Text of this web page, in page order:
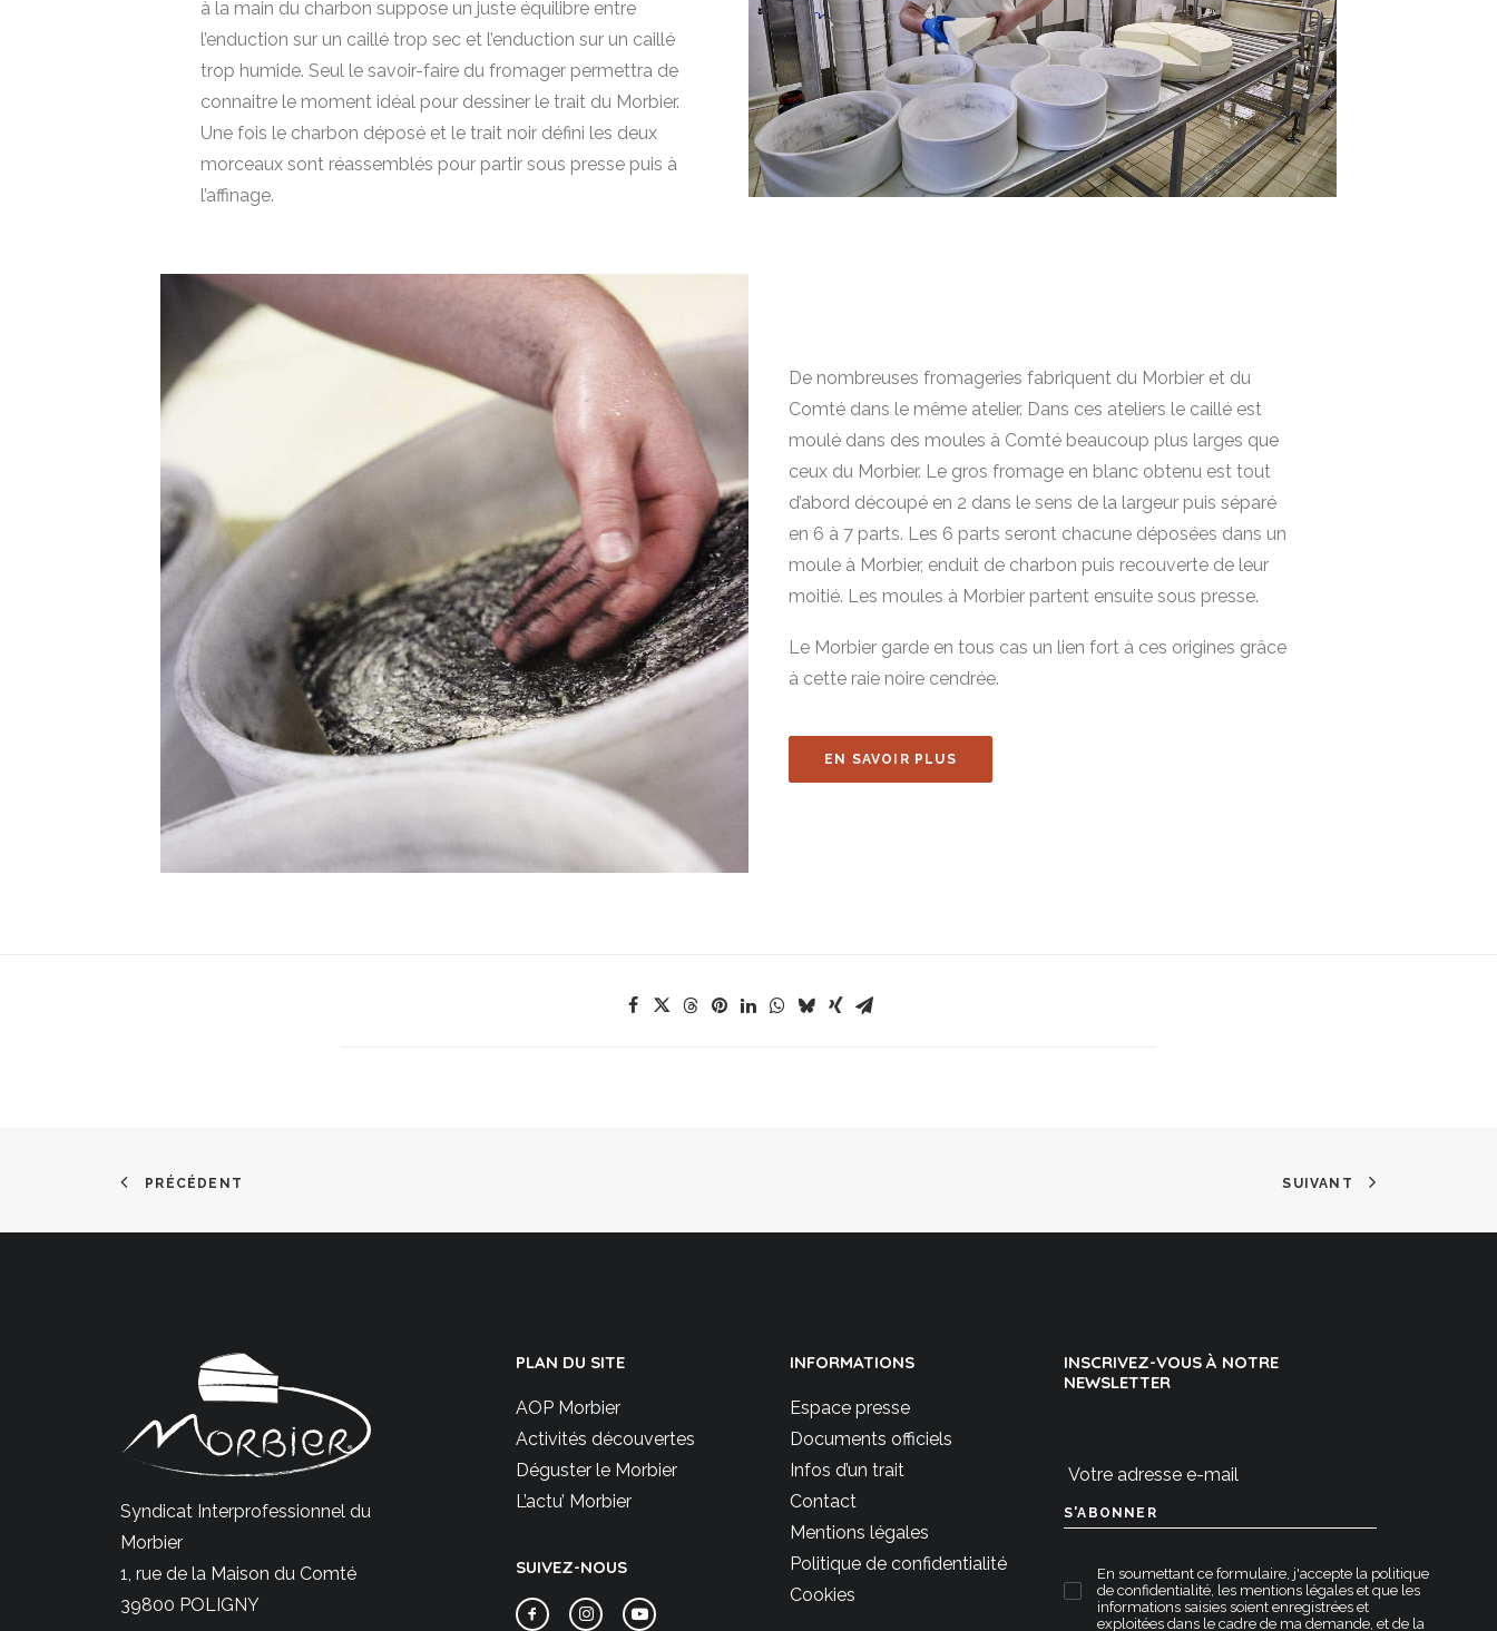
à la main du charbon suppose un juste équilibre entre
l’enduction sur un caillé trop sec et l’enduction sur un caillé
trop humide. Seul le savoir-faire du fromager permettra de
connaitre le moment idéal pour dessiner le trait du Morbier.
Une fois le charbon déposé et le trait noir défini les deux
morceaux sont réassemblés pour partir sous presse puis à
l’affinage.
De nombreuses fromageries fabriquent du Morbier et du
Comté dans le même atelier. Dans ces ateliers le caillé est
moulé dans des moules à Comté beaucoup plus larges que
ceux du Morbier. Le gros fromage en blanc obtenu est tout
d’abord découpé en 2 dans le sens de la largeur puis séparé
en 6 à 7 parts. Les 6 parts seront chacune déposées dans un
moule à Morbier, enduit de charbon puis recouverte de leur
moitié. Les moules à Morbier partent ensuite sous presse.
Le Morbier garde en tous cas un lien fort à ces origines grâce
à cette raie noire cendrée.
EN SAVOIR PLUS
PRÉCÉDENT SUIVANT
Syndicat Interprofessionnel du
Morbier
1, rue de la Maison du Comté
39800 POLIGNY
PLAN DU SITE
AOP Morbier
Activités découvertes
Déguster le Morbier
L’actu’ Morbier
SUIVEZ-NOUS
INFORMATIONS
Espace presse
Documents officiels
Infos d’un trait
Contact
Mentions légales
Politique de confidentialité
Cookies
INSCRIVEZ-VOUS À NOTRE
NEWSLETTER
En soumettant ce formulaire, j'accepte la politique
de confidentialité, les mentions légales et que les
informations saisies soient enregistrées et
exploitées dans le cadre de ma demande, et de la